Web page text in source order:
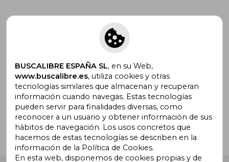
Suscríbete para recibir ofertas y
promociones
¿Necesitas ayuda?
BUSCALIBRE ESPAÑA SL, en su Web,
www.buscalibre.es, utiliza cookies y otras
tecnologías similares que almacenan y recuperan
información cuando navegas. Estas tecnologías
pueden servir para finalidades diversas, como
reconocer a un usuario y obtener información de sus
hábitos de navegación. Los usos concretos que
hacemos de estas tecnologías se describen en la
información de la Política de Cookies.
En esta web, disponemos de cookies propias y de